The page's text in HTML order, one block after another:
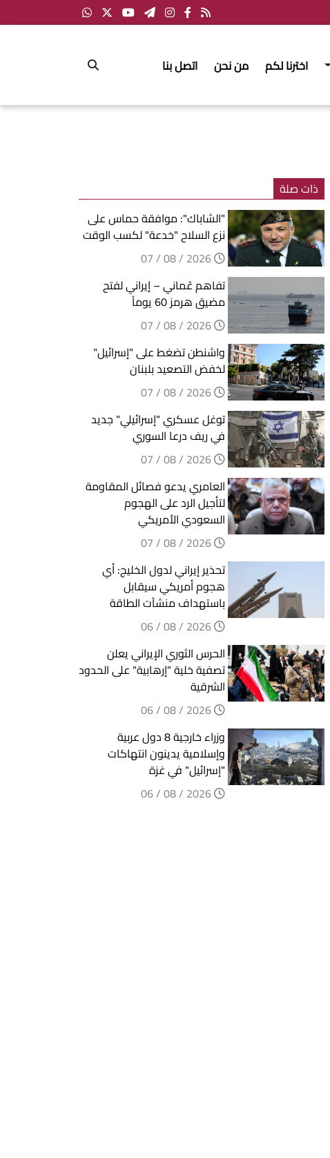
اخترنا لكم من نحن اتصل بنا
ذات صلة
"الشاباك": موافقة حماس على
نزع السلاح "خدعة" لكسب الوقت
تفاهم عُماني – إيراني لفتح
مضيق هرمز 60 يوماً
واشنطن تضغط على "إسرائيل"
لخفض التصعيد بلبنان
توغل عسكري "إسرائيلي" جديد
في ريف درعا السوري
العامري يدعو فصائل المقاومة
لتأجيل الرد على الهجوم
السعودي الأمريكي
تحذير إيراني لدول الخليج: أي
هجوم أمريكي سيقابل
باستهداف منشآت الطاقة
الحرس الثوري الإيراني يعلن
تصفية خلية "إرهابية" على الحدود
الشرقية
وزراء خارجية 8 دول عربية
وإسلامية يدينون انتهاكات
"إسرائيل" في غزة